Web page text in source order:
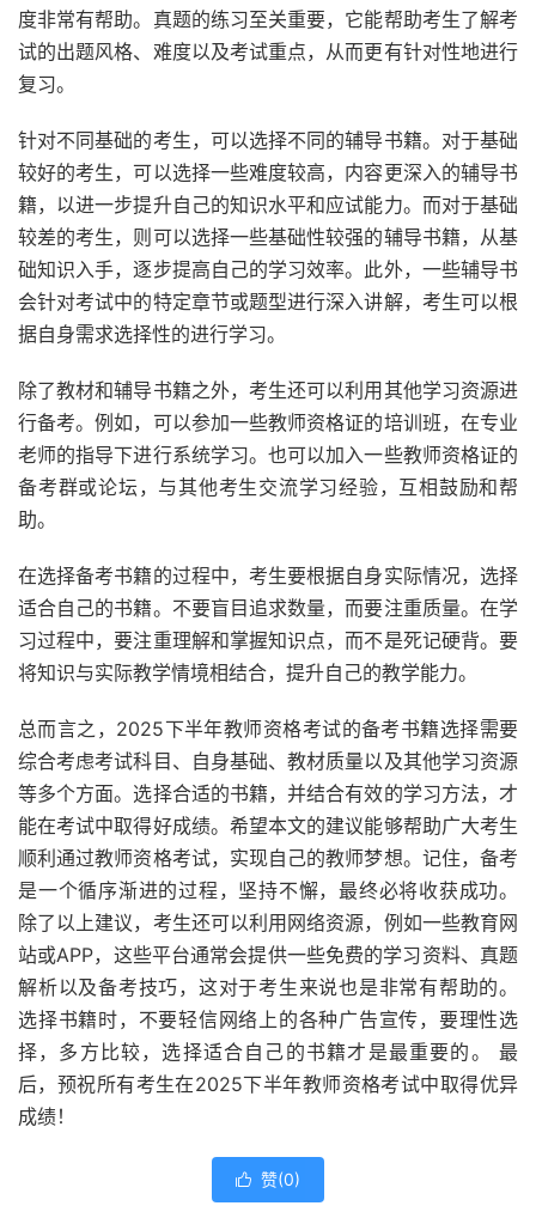
度非常有帮助。真题的练习至关重要，它能帮助考生了解考
试的出题风格、难度以及考试重点，从而更有针对性地进行
复习。
针对不同基础的考生，可以选择不同的辅导书籍。对于基础
较好的考生，可以选择一些难度较高，内容更深入的辅导书
籍，以进一步提升自己的知识水平和应试能力。而对于基础
较差的考生，则可以选择一些基础性较强的辅导书籍，从基
础知识入手，逐步提高自己的学习效率。此外，一些辅导书
会针对考试中的特定章节或题型进行深入讲解，考生可以根
据自身需求选择性的进行学习。
除了教材和辅导书籍之外，考生还可以利用其他学习资源进
行备考。例如，可以参加一些教师资格证的培训班，在专业
老师的指导下进行系统学习。也可以加入一些教师资格证的
备考群或论坛，与其他考生交流学习经验，互相鼓励和帮
助。
在选择备考书籍的过程中，考生要根据自身实际情况，选择
适合自己的书籍。不要盲目追求数量，而要注重质量。在学
习过程中，要注重理解和掌握知识点，而不是死记硬背。要
将知识与实际教学情境相结合，提升自己的教学能力。
总而言之，2025下半年教师资格考试的备考书籍选择需要
综合考虑考试科目、自身基础、教材质量以及其他学习资源
等多个方面。选择合适的书籍，并结合有效的学习方法，才
能在考试中取得好成绩。希望本文的建议能够帮助广大考生
顺利通过教师资格考试，实现自己的教师梦想。记住，备考
是一个循序渐进的过程，坚持不懈，最终必将收获成功。
除了以上建议，考生还可以利用网络资源，例如一些教育网
站或APP，这些平台通常会提供一些免费的学习资料、真题
解析以及备考技巧，这对于考生来说也是非常有帮助的。
选择书籍时，不要轻信网络上的各种广告宣传，要理性选
择，多方比较，选择适合自己的书籍才是最重要的。 最
后，预祝所有考生在2025下半年教师资格考试中取得优异
成绩！
 赞(0)